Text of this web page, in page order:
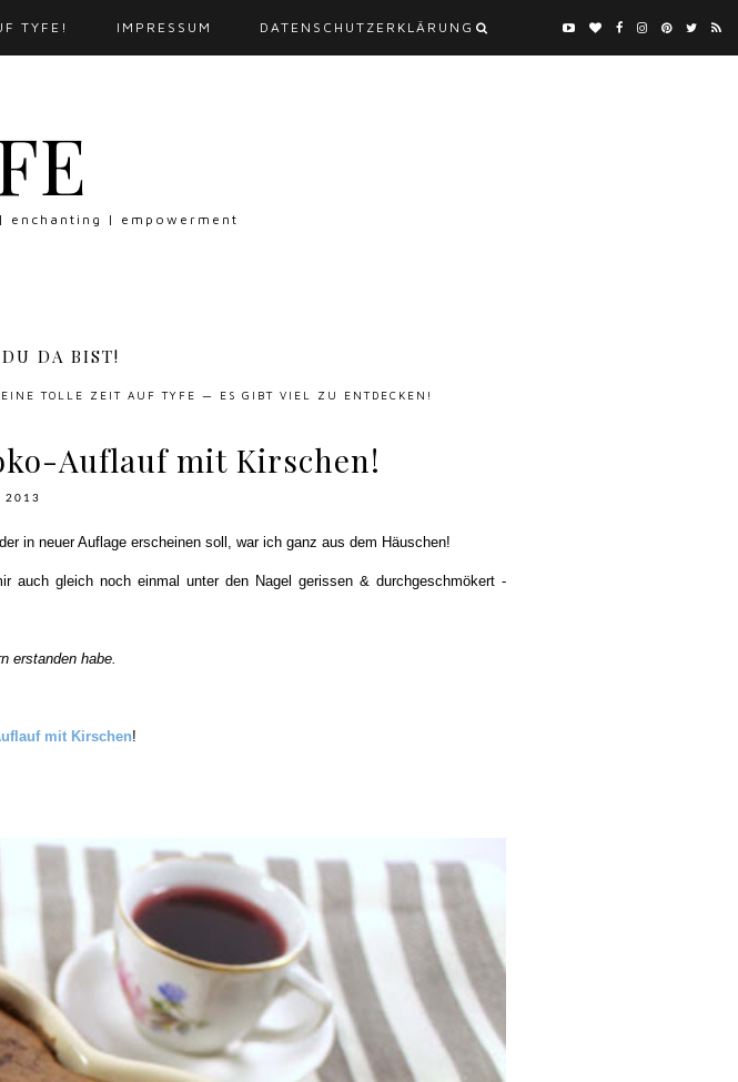
| empowerment
TYFE! IMPRESSUM DATENSCHUTZERKLÄRUNG
DA BIST!
TOLLE ZEIT AUF TYFE — ES GIBT VIEL ZU ENTDECKEN!
Auflauf mit Kirschen!
2013
in neuer Auflage erscheinen soll, war ich ganz aus dem Häuschen!
auch gleich noch einmal unter den Nagel gerissen & durchgeschmökert -
erstanden habe.
mit Kirschen!